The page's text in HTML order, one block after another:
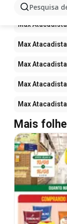
Pesquisa
Mais
Max Atacadista
Max Atacadista
Max Atacadista
Max Atacadista
Max Atacadista
Mais